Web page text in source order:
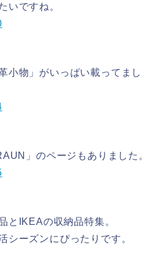
いですね。
小物」がいっぱい載ってまし
」のページもありました。
とIKEAの収納品特集。
シーズンにぴったりです。